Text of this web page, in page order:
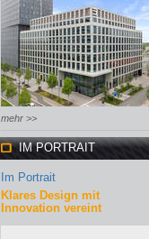
mehr >>
IM PORTRAIT
Im Portrait
Klares Design mit
Innovation vereint